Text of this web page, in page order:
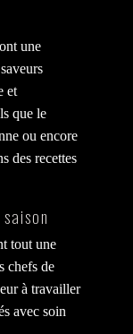
une
et
que le
ou encore
des recettes
tout une
chefs de
à travailler
avec soin